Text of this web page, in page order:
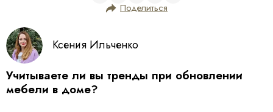
Поделиться
Ксения Ильченко
Учитываете ли вы тренды при обновлении
мебели в доме?